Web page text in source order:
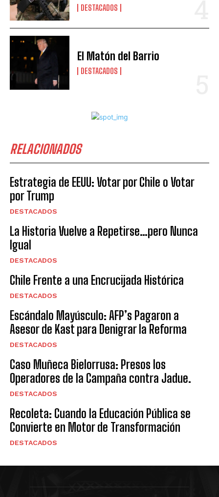
DESTACADOS
El Matón del Barrio
DESTACADOS
RELACIONADOS
Estrategia de EEUU: Votar por Chile o Votar
por Trump
DESTACADOS
La Historia Vuelve a Repetirse…pero Nunca
Igual
DESTACADOS
Chile Frente a una Encrucijada Histórica
DESTACADOS
Escándalo Mayúsculo: AFP’s Pagaron a
Asesor de Kast para Denigrar la Reforma
DESTACADOS
Caso Muñeca Bielorrusa: Presos los
Operadores de la Campaña contra Jadue.
DESTACADOS
Recoleta: Cuando la Educación Pública se
Convierte en Motor de Transformación
DESTACADOS